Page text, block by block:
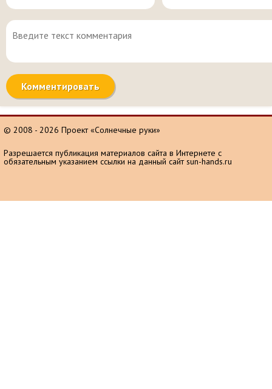
© 2008 - 2026 Проект «Солнечные руки»
Разрешается публикация материалов сайта в Интернете с
обязательным указанием ссылки на данный сайт sun-hands.ru